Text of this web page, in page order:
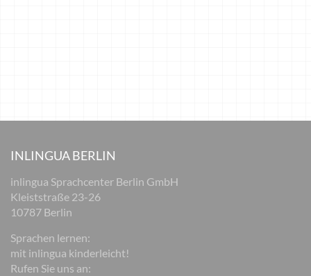
INLINGUA BERLIN
inlingua Sprachcenter Berlin GmbH
Kleiststraße 23-26
10787 Berlin
Sprachen lernen:
mit inlingua kinderleicht!
Rufen Sie uns an: